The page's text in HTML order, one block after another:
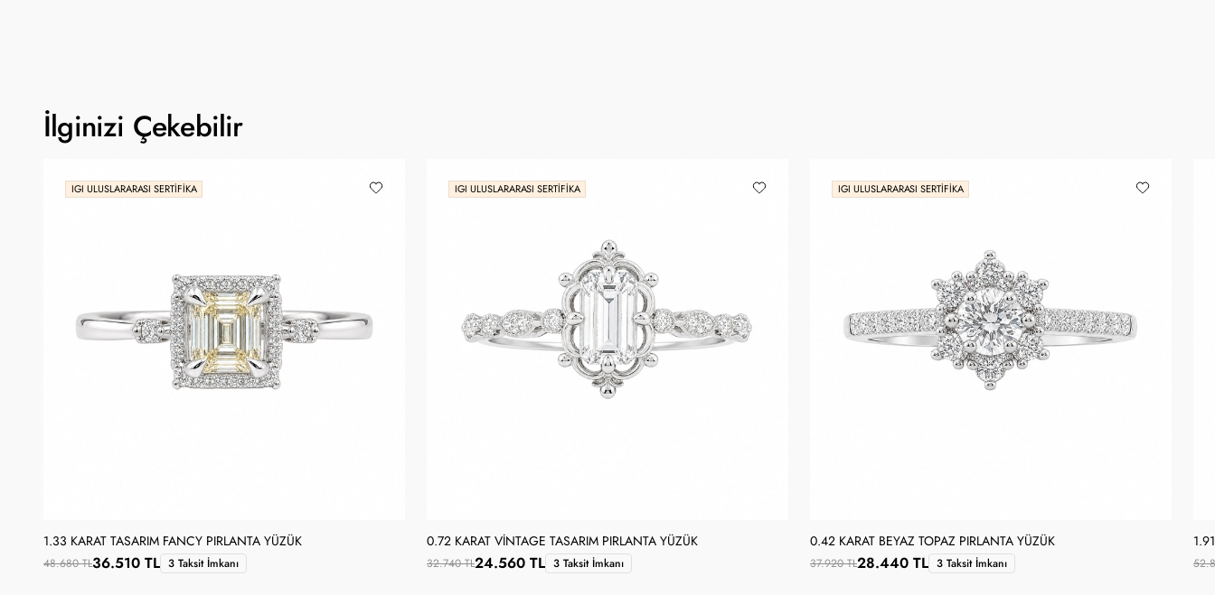
İlginizi Çekebilir
IGI ULUSLARARASI SERTIFIKA
1.33 KARAT TASARIM FANCY PIRLANTA YÜZÜK
48.680 TL36.510 TL 3 Taksit İmkanı
IGI ULUSLARARASI SERTIFIKA
0.72 KARAT VINTAGE TASARIM PIRLANTA YÜZÜK
32.740 TL24.560 TL 3 Taksit İmkanı
IGI ULUSLARARASI SERTIFIKA
0.42 KARAT BEYAZ TOPAZ PIRLANTA YÜZÜK
37.920 TL28.440 TL 3 Taksit İmkanı